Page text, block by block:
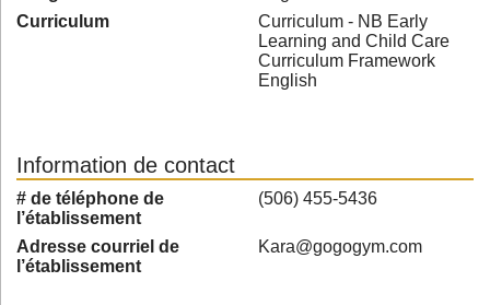
Curriculum
Curriculum - NB Early
Learning and Child Care
Curriculum Framework
English
Information de contact
# de téléphone de
l’établissement
(506) 455-5436
Adresse courriel de
l’établissement
Kara@gogogym.com